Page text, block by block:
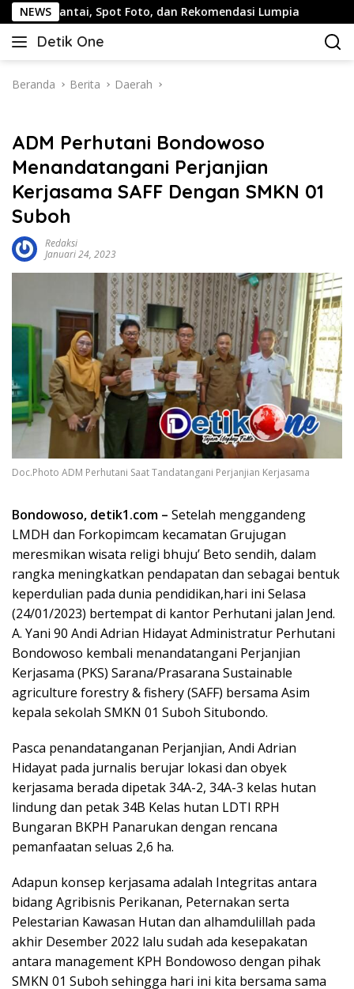
Langsung
ke
konten
NEWS
Spot Foto, dan Rekomendasi Lumpia Panduan
Detik One
Tajam
Fakta
Beranda Berita Daerah
ADM Perhutani Bondowoso
Menandatangani Perjanjian
Kerjasama SAFF Dengan SMKN 01
Suboh
Redaksi
Januari 24, 2023
Doc.Photo ADM Perhutani Saat Tandatangani Perjanjian Kerjasama
Bondowoso, detik1.com – Setelah menggandeng
LMDH dan Forkopimcam kecamatan Grujugan
meresmikan wisata religi bhuju’ Beto sendih, dalam
rangka meningkatkan pendapatan dan sebagai bentuk
keperdulian pada dunia pendidikan,hari ini Selasa
(24/01/2023) bertempat di kantor Perhutani jalan Jend.
A. Yani 90 Andi Adrian Hidayat Administratur Perhutani
Bondowoso kembali menandatangani Perjanjian
Kerjasama (PKS) Sarana/Prasarana Sustainable
agriculture forestry & fishery (SAFF) bersama Asim
kepala sekolah SMKN 01 Suboh Situbondo.
Pasca penandatanganan Perjanjian, Andi Adrian
Hidayat pada jurnalis berujar lokasi dan obyek
kerjasama berada dipetak 34A-2, 34A-3 kelas hutan
lindung dan petak 34B Kelas hutan LDTI RPH
Bungaran BKPH Panarukan dengan rencana
pemanfaatan seluas 2,6 ha.
Adapun konsep kerjasama adalah Integritas antara
bidang Agribisnis Perikanan, Peternakan serta
Pelestarian Kawasan Hutan dan alhamdulillah pada
akhir Desember 2022 lalu sudah ada kesepakatan
antara management KPH Bondowoso dengan pihak
SMKN 01 Suboh sehingga hari ini kita bersama sama